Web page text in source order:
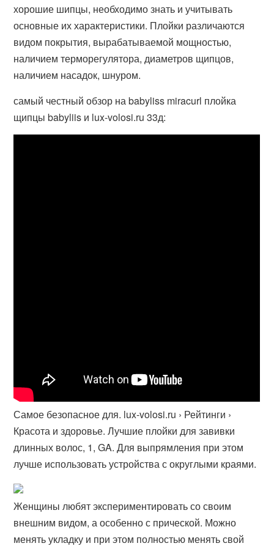
хорошие шипцы, необходимо знать и учитывать
основные их характеристики. Плойки различаются
видом покрытия, вырабатываемой мощностью,
наличием терморегулятора, диаметров щипцов,
наличием насадок, шнуром.
самый честный обзор на babyliss miracurl плойка
щипцы babyliis и lux-volosi.ru 33д:
Самое безопасное для. lux-volosi.ru › Рейтинги ›
Красота и здоровье. Лучшие плойки для завивки
длинных волос, 1, GA. Для выпрямления при этом
лучше использовать устройства с округлыми краями.
Женщины любят экспериментировать со своим
внешним видом, а особенно с прической. Можно
менять укладку и при этом полностью менять свой